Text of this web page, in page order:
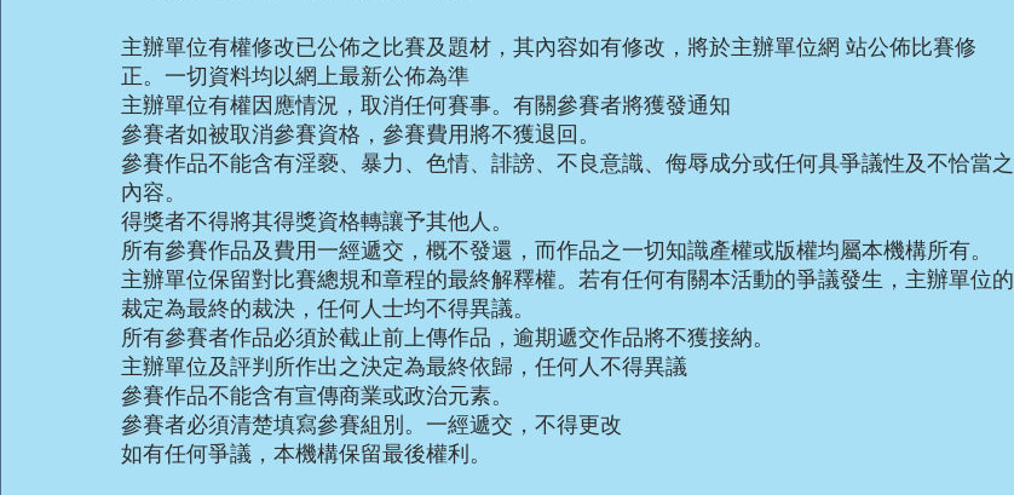
主辦單位有權修改已公佈之比賽及題材，其內容如有修改，將於主辦單位網 站公佈比賽修
正。一切資料均以網上最新公佈為準
主辦單位有權因應情況，取消任何賽事。有關參賽者將獲發通知
參賽者如被取消參賽資格，參賽費用將不獲退回。
參賽作品不能含有淫褻、暴力、色情、誹謗、不良意識、侮辱成分或任何具爭議性及不恰當之
內容。
得獎者不得將其得獎資格轉讓予其他人。
所有參賽作品及費用一經遞交，概不發還，而作品之一切知識產權或版權均屬本機構所有。
主辦單位保留對比賽總規和章程的最終解釋權。若有任何有關本活動的爭議發生，主辦單位的
裁定為最終的裁決，任何人士均不得異議。
所有參賽者作品必須於截止前上傳作品，逾期遞交作品將不獲接納。
主辦單位及評判所作出之決定為最終依歸，任何人不得異議
參賽作品不能含有宣傳商業或政治元素。
參賽者必須清楚填寫參賽組別。一經遞交，不得更改
如有任何爭議，本機構保留最後權利。